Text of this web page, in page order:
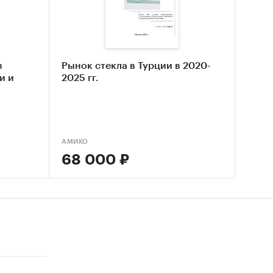
и
Рынок стекла в Турции в 2020-
2025 гг.
АМИКО
68 000 ₽